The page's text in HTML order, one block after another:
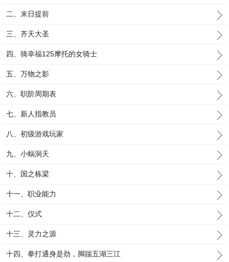
二、末日提前
三、齐天大圣
四、骑幸福125摩托的女骑士
五、万物之影
六、职阶周期表
七、新人指教员
八、初级游戏玩家
九、小蜗洞天
十、国之栋梁
十一、职业能力
十二、仪式
十三、灵力之源
十四、拳打通身是劲，脚踹五湖三江